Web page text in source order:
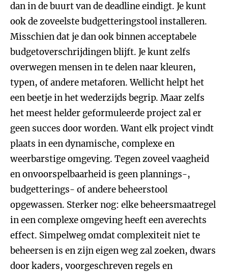
dan in de buurt van de deadline eindigt. Je kunt
ook de zoveelste budgetteringstool installeren.
Misschien dat je dan ook binnen acceptabele
budgetoverschrijdingen blijft. Je kunt zelfs
overwegen mensen in te delen naar kleuren,
typen, of andere metaforen. Wellicht helpt het
een beetje in het wederzijds begrip. Maar zelfs
het meest helder geformuleerde project zal er
geen succes door worden. Want elk project vindt
plaats in een dynamische, complexe en
weerbarstige omgeving. Tegen zoveel vaagheid
en onvoorspelbaarheid is geen plannings-,
budgetterings- of andere beheerstool
opgewassen. Sterker nog: elke beheersmaatregel
in een complexe omgeving heeft een averechts
effect. Simpelweg omdat complexiteit niet te
beheersen is en zijn eigen weg zal zoeken, dwars
door kaders, voorgeschreven regels en